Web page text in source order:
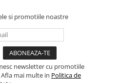
si promotiile noastre
newsletter cu promotiile
mai multe in Politica de